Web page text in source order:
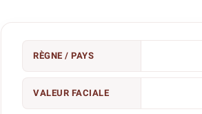
RÈGNE / PAYS
VALEUR FACIALE